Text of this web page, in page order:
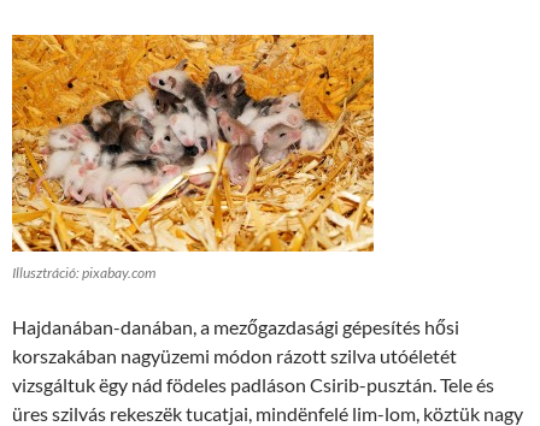
Illusztráció: pixabay.com
Hajdanában-danában, a mezőgazdasági gépesítés hősi
korszakában nagyüzemi módon rázott szilva utóéletét
vizsgáltuk ëgy nád födeles padláson Csirib-pusztán. Tele és
üres szilvás rekeszëk tucatjai, mindënfelé lim-lom, köztük nagy